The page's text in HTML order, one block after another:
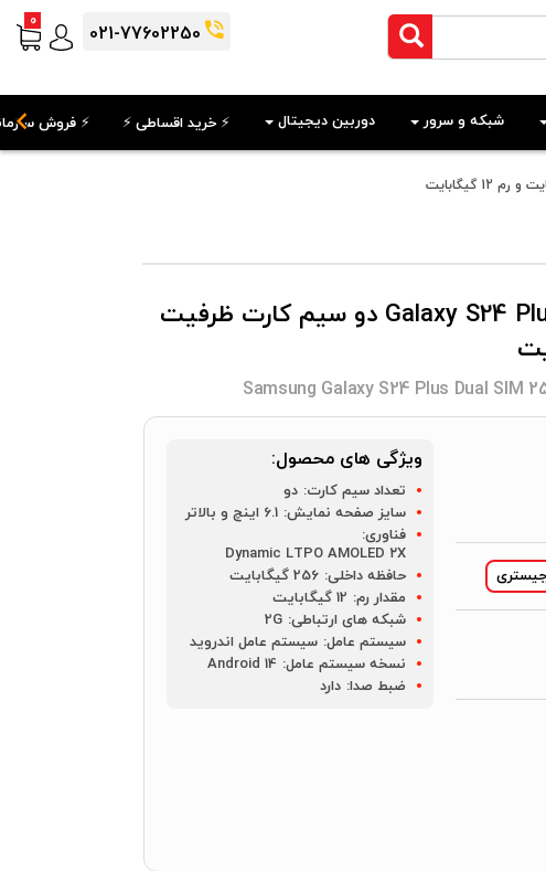
0
021-77602250
شبکه و سرور دوربین دیجیتال ⚡️ خرید اقساطی ⚡️ ⚡️ فروش
گوشی موبایل سامسونگ Galaxy S24 Plus دو سیم کارت ظرفیت
Samsung Galaxy S24 Plus Dual SIM
ویژگی های محصول:
تعداد سیم کارت: دو
سایز صفحه نمایش: 6.1 اینچ و بالاتر
فناوری:
Dynamic LTPO AMOLED ۲X
حافظه داخلی: 256 گیگابایت
مقدار رم: 12 گیگابایت
شبکه های ارتباطی: 2G
سیستم عامل: سیستم عامل اندروید
نسخه سیستم عامل: Android 14
ضبط صدا: دارد